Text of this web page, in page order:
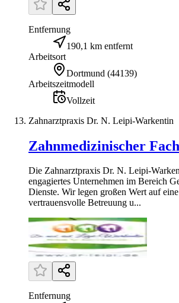
Entfernung
190,1 km entfernt
Arbeitsort
Dortmund (44139)
Arbeitszeitmodell
Vollzeit
Zahnarztpraxis Dr. N. Leipi-Warkentin
Zahnmedizinischer
Die Zahnarztpraxis Dr. N. Leipi-
engagiertes Unternehmen im Bereich
Dienste. Wir legen großen Wert auf
vertrauensvolle Betreuung u...
Entfernung